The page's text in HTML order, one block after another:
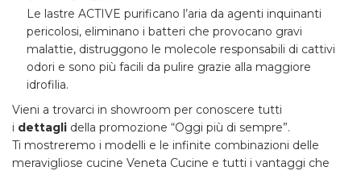
Le lastre ACTIVE purificano l’aria da agenti inquinanti
pericolosi, eliminano i batteri che provocano gravi
malattie, distruggono le molecole responsabili di cattivi
odori e sono più facili da pulire grazie alla maggiore
idrofilia.
Vieni a trovarci in showroom per conoscere tutti
i dettagli della promozione “Oggi più di sempre”.
Ti mostreremo i modelli e le infinite combinazioni delle
meravigliose cucine Veneta Cucine e tutti i vantaggi che